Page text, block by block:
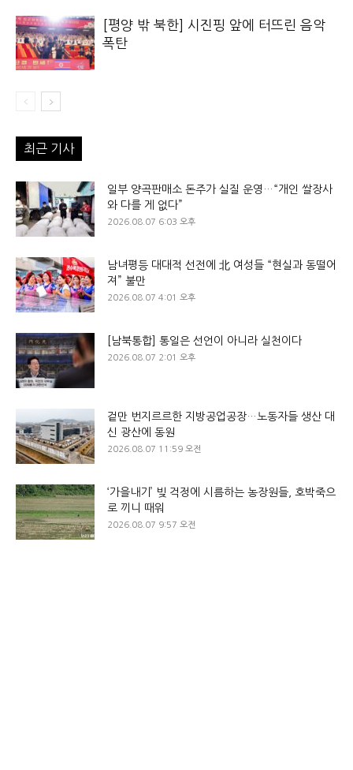
[평양 밖 북한] 시진핑 앞에 터뜨린 음악
폭탄
최근 기사
일부 양곡판매소 돈주가 실질 운영…“개인 쌀장사
와 다를 게 없다”
2026.08.07 6:03 오후
남녀평등 대대적 선전에 北 여성들 “현실과 동떨어
져” 불만
2026.08.07 4:01 오후
[남북통합] 통일은 선언이 아니라 실천이다
2026.08.07 2:01 오후
겉만 번지르르한 지방공업공장…노동자들 생산 대
신 광산에 동원
2026.08.07 11:59 오전
‘가을내기’ 빚 걱정에 시름하는 농장원들, 호박죽으
로 끼니 때워
2026.08.07 9:57 오전